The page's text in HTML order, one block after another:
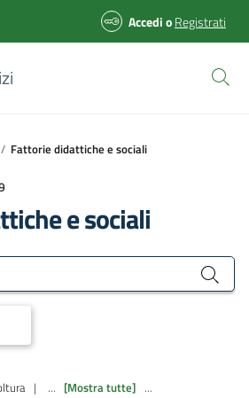
AccedioRegistrati
/ Fattorie didattiche e sociali
e sociali
| ... [Mostra tutte] ...